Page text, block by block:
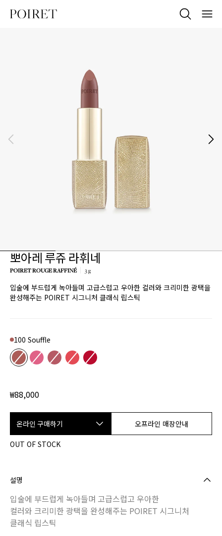
뽀아레 루쥬 라휘네
POIRET ROUGE RAFFINÉ 3 g
입술에 부드럽게 녹아들며 고급스럽고 우아한 컬러와 크리미한 광택을
완성해주는 POIRET 시그니처 클래식 립스틱
Color
100 Souffle
100 Souffle
Product variant out of stock
200 C'est toi
Product variant out of stock
201 Je m'appelle
Product variant out of stock
300 Du Charme
Product variant out of stock
501 Mellow Out
Product variant out of stock
₩88,000
온라인 구매하기 오프라인 매장안내
OUT OF STOCK
설명
입술에 부드럽게 녹아들며 고급스럽고 우아한
컬러와 크리미한 광택을 완성해주는 POIRET 시그니처
클래식 립스틱